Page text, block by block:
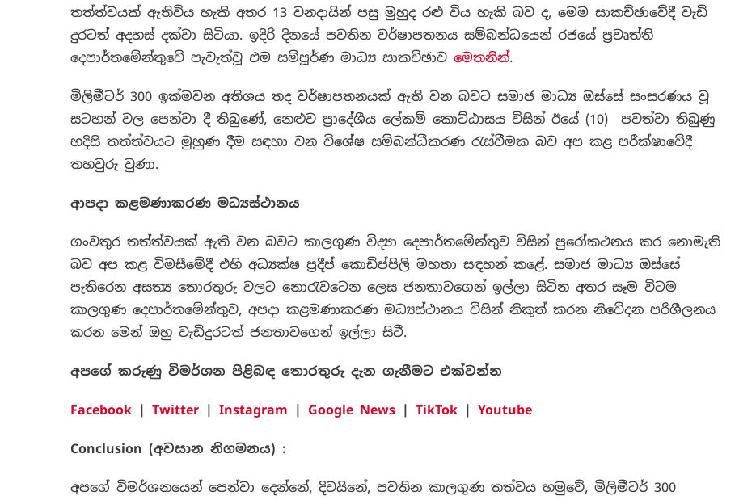
තත්ත්වයක් ඇතිවිය හැකි අතර 13 වනදායින් පසු මුහුද රළු විය හැකි බව ද, මෙම සාකච්ඡාවේදී වැඩි
දුරටත් අදහස් දක්වා සිටියා. ඉදිරි දිනයේ පවතින වර්ෂාපතනය සම්බන්ධයෙන් රජයේ ප්‍රවෘත්ති
දෙපාර්තමේන්තුවේ පැවැත්වූ එම සම්පූර්ණ මාධ්‍ය සාකච්ඡාව මෙතනින්.
මිලිමීටර් 300 ඉක්මවන අතිශය තද වර්ෂාපතනයක් ඇති වන බවට සමාජ මාධ්‍ය ඔස්සේ සංසරණය වූ
සටහන් වල පෙන්වා දී තිබුණේ, නෙළුව ප්‍රාදේශීය ලේකම් කොට්ඨාසය විසින් ඊයේ (10) පවත්වා තිබුණු
හදිසි තත්ත්වයට මුහුණ දීම සඳහා වන විශේෂ සම්බන්ධීකරණ රැස්වීමක බව අප කළ පරීක්ෂාවේදී
තහවුරු වුණා.
ආපදා කළමණාකරණ මධ්‍යස්ථානය
ගංවතුර තත්ත්වයක් ඇති වන බවට කාලගුණ විද්‍යා දෙපාර්තමේන්තුව විසින් පුරෝකථනය කර නොමැති
බව අප කළ විමසීමේදී එහි අධ්‍යක්ෂ ප්‍රදීප් කොඩිප්පිලි මහතා සඳහන් කළේ. සමාජ මාධ්‍ය ඔස්සේ
පැතිරෙන අසත්‍ය තොරතුරු වලට නොරැවටෙන ලෙස ජනතාවගෙන් ඉල්ලා සිටින අතර සෑම විටම
කාලගුණ දෙපාර්තමේන්තුව, අපදා කළමණාකරණ මධ්‍යස්ථානය විසින් නිකුත් කරන නිවේදන පරිශීලනය
කරන මෙන් ඔහු වැඩිදුරටත් ජනතාවගෙන් ඉල්ලා සිටී.
අපගේ කරුණු විමර්ශන පිළිබඳ තොරතුරු දැන ගැනීමට එක්වන්න
Facebook | Twitter | Instagram | Google News | TikTok | Youtube
Conclusion (අවසාන නිගමනය) :
අපගේ විමර්ශනයෙන් පෙන්වා දෙන්නේ, දිවයිනේ, පවතින කාලගුණ තත්වය හමුවේ, මිලිමීටර් 300